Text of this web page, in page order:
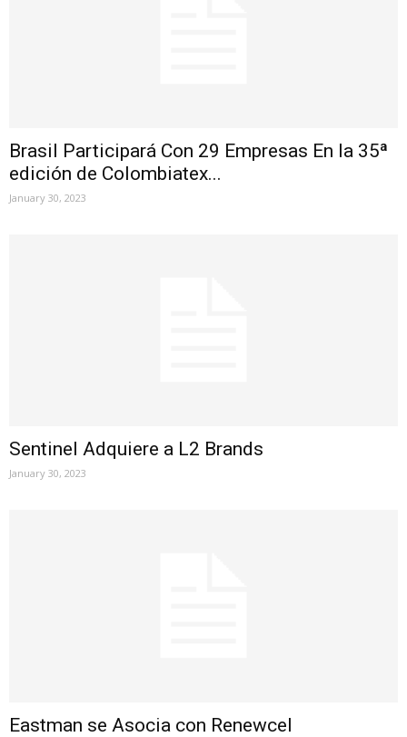
Brasil Participará Con 29 Empresas En la 35ª
edición de Colombiatex...
January 30, 2023
Sentinel Adquiere a L2 Brands
January 30, 2023
Eastman se Asocia con Renewcel